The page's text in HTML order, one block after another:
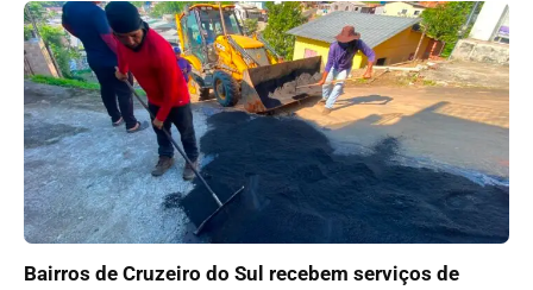
Bairros de Cruzeiro do Sul recebem serviços de